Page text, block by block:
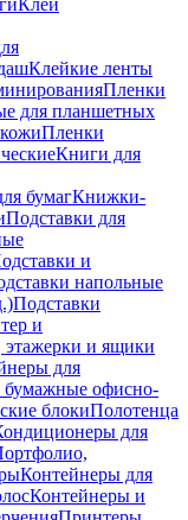
Клей
Клейкие ленты
Пленки
для планшетных
Пленки
Книги для
бумагКнижки-
Подставки для
и
напольные
Подставки
и
и ящики
для
бумажные офисно-
блокиПолотенца
для
Контейнеры для
Контейнеры и